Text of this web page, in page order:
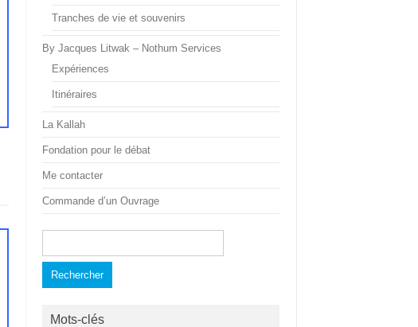
Tranches de vie et souvenirs
By Jacques Litwak – Nothum Services
Expériences
Itinéraires
La Kallah
Fondation pour le débat
Me contacter
Commande d’un Ouvrage
Mots-clés